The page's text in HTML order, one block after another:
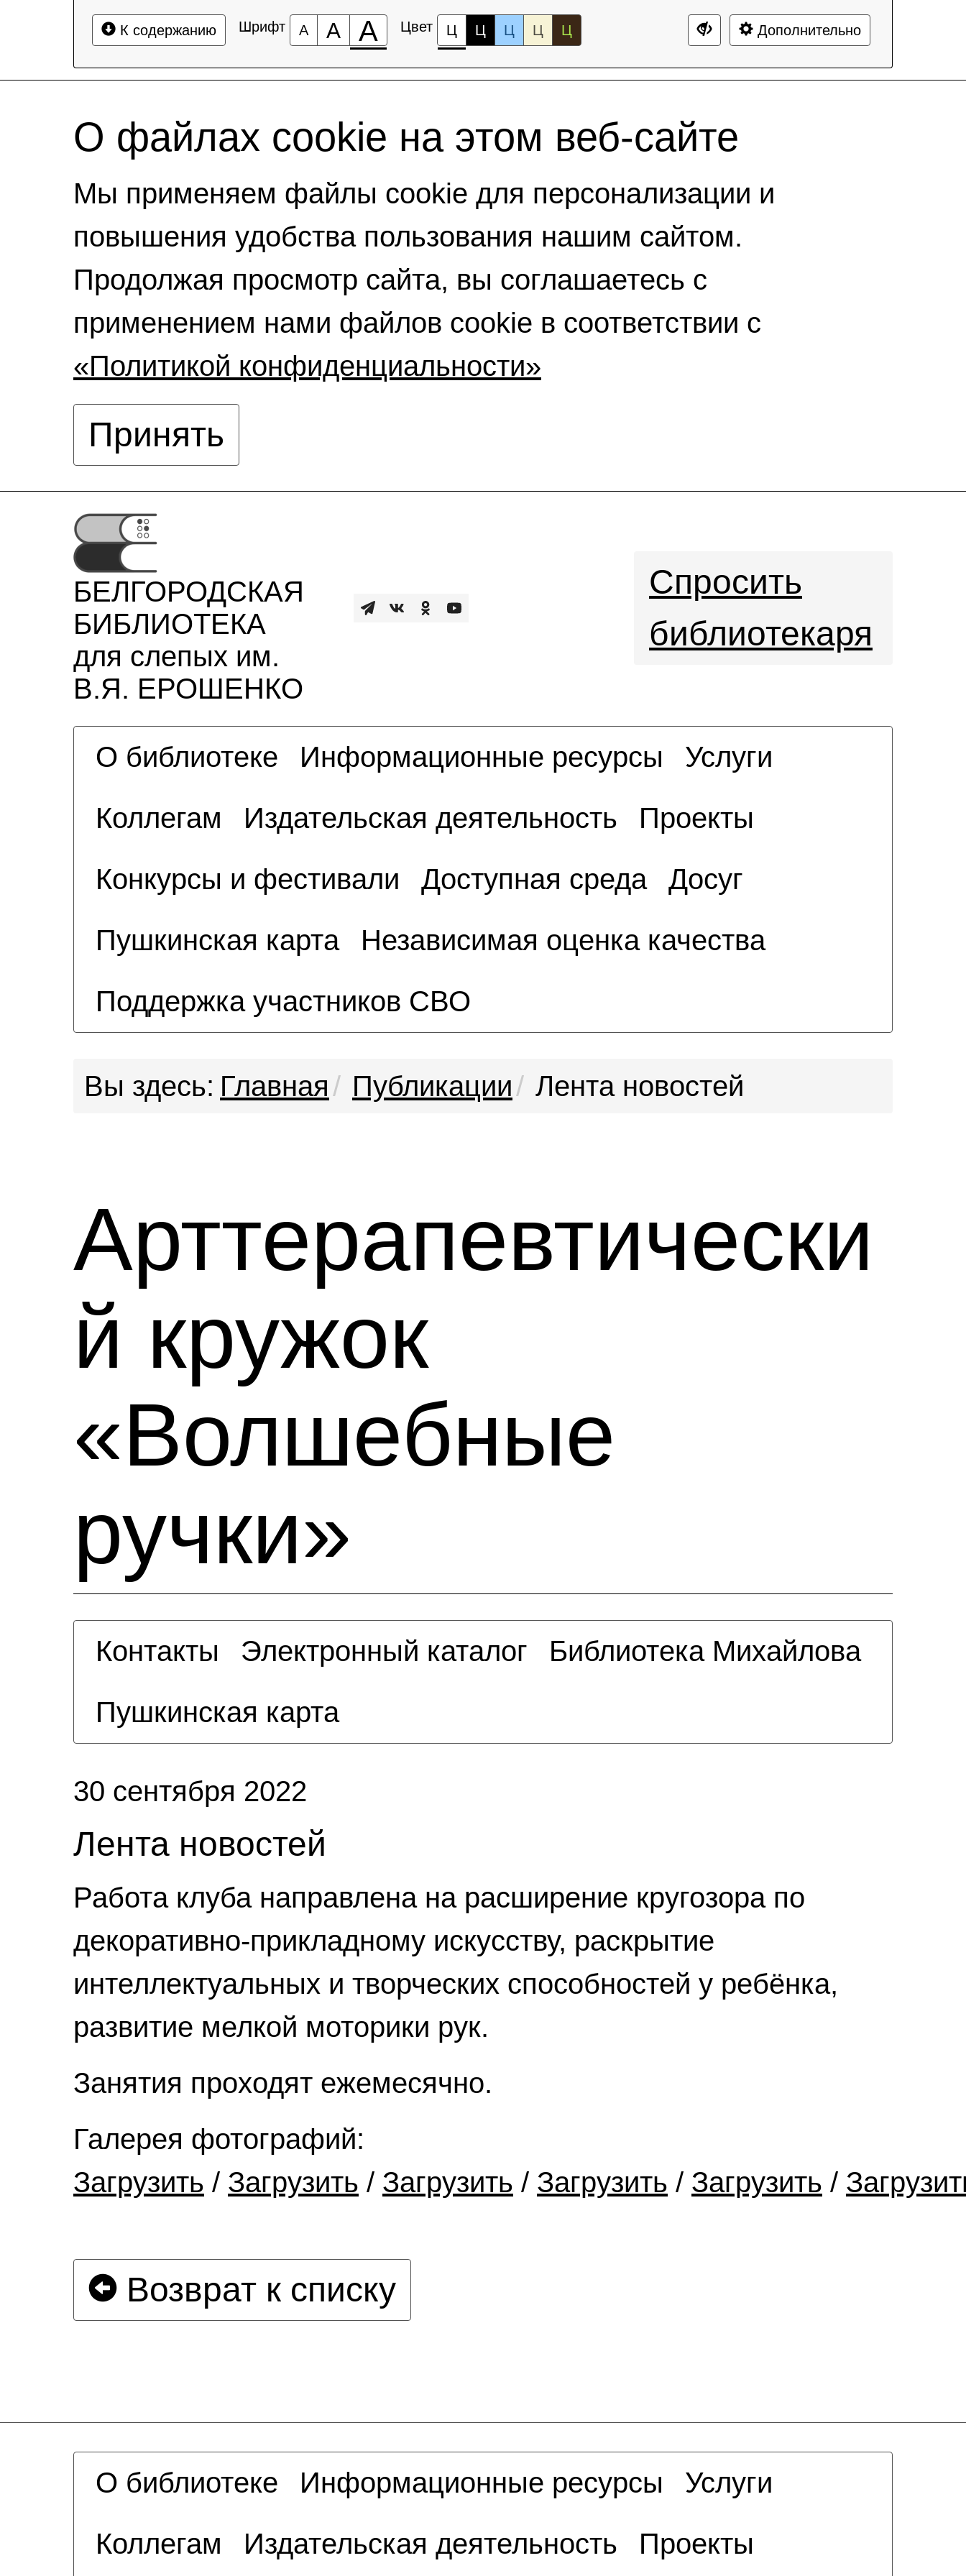
К содержанию Шрифт А А А Цвет Ц Ц Ц Ц Ц Дополнительно
О файлах cookie на этом веб-сайте
Мы применяем файлы cookie для персонализации и
повышения удобства пользования нашим сайтом.
Продолжая просмотр сайта, вы соглашаетесь с
применением нами файлов cookie в соответствии с
«Политикой конфиденциальности»
Принять
БЕЛГОРОДСКАЯ
БИБЛИОТЕКА
для слепых им.
В.Я. ЕРОШЕНКО
Спросить
библиотекаря
О библиотеке Информационные ресурсы
Услуги
Коллегам
Издательская деятельность
Проекты
Конкурсы и фестивали
Доступная среда
Досуг
Пушкинская карта
Независимая оценка качества
Поддержка участников СВО
Вы здесь: Главная Публикации Лента новостей
Арттерапевтически
й кружок
«Волшебные
ручки»
Контакты Электронный каталог
Библиотека Михайлова
Пушкинская карта
30 сентября 2022
Лента новостей
Работа клуба направлена на расширение кругозора по
декоративно-прикладному искусству, раскрытие
интеллектуальных и творческих способностей у ребёнка,
развитие мелкой моторики рук.
Занятия проходят ежемесячно.
Галерея фотографий:
Загрузить / Загрузить / Загрузить / Загрузить / Загрузить /
Возврат к списку
О библиотеке Информационные ресурсы
Услуги
Коллегам
Издательская деятельность Проекты